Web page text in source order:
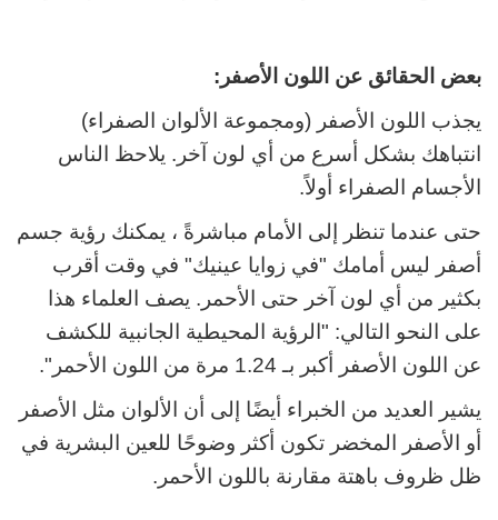
بعض الحقائق عن اللون الأصفر:
يجذب اللون الأصفر (ومجموعة الألوان الصفراء)
انتباهك بشكل أسرع من أي لون آخر. يلاحظ الناس
الأجسام الصفراء أولاً.
حتى عندما تنظر إلى الأمام مباشرةً ، يمكنك رؤية جسم
أصفر ليس أمامك "في زوايا عينيك" في وقت أقرب
بكثير من أي لون آخر حتى الأحمر. يصف العلماء هذا
على النحو التالي: "الرؤية المحيطية الجانبية للكشف
عن اللون الأصفر أكبر بـ 1.24 مرة من اللون الأحمر".
يشير العديد من الخبراء أيضًا إلى أن الألوان مثل الأصفر
أو الأصفر المخضر تكون أكثر وضوحًا للعين البشرية في
ظل ظروف باهتة مقارنة باللون الأحمر.